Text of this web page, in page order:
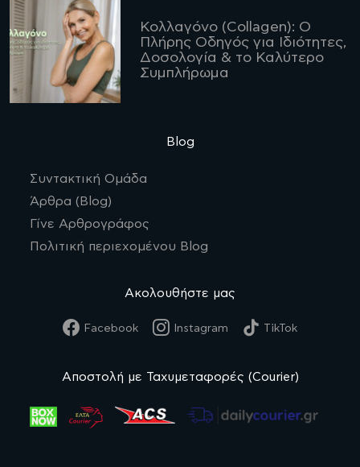
Κολλαγόνο (Collagen): Ο
Πλήρης Οδηγός για Ιδιότητες,
Δοσολογία & το Καλύτερο
Συμπλήρωμα
Blog
Συντακτική Ομάδα
Άρθρα (Blog)
Γίνε Αρθρογράφος
Πολιτική περιεχομένου Blog
Ακολουθήστε μας
Facebook Instagram TikTok
Αποστολή με Ταχυμεταφορές (Courier)